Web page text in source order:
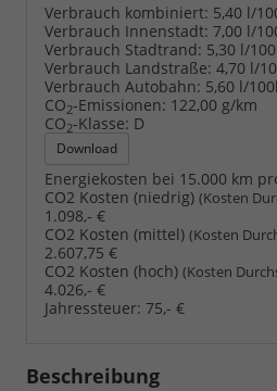
Verbrauch kombiniert: 5,40 l/
Verbrauch Innenstadt: 7,00 l/
Verbrauch Stadtrand: 5,30 l/
Verbrauch Landstraße: 4,70 l/
Verbrauch Autobahn: 5,60 l/
CO2-Emissionen: 122,00 g/km
CO2-Klasse: D
Download
Energiekosten bei 15.000 km
CO2 Kosten (niedrig) (Kosten
1.098,- €
CO2 Kosten (mittel) (Kosten
2.607,75 €
CO2 Kosten (hoch) (Kosten
4.026,- €
Jahressteuer: 75,- €
Beschreibung